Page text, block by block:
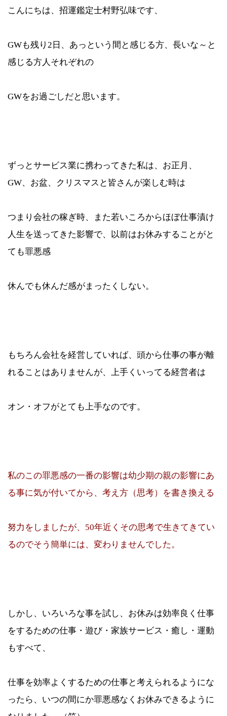
こんにちは、招運鑑定士村野弘味です、
GWも残り2日、あっという間と感じる方、長いな～と
感じる方人それぞれの
GWをお過ごしだと思います。
ずっとサービス業に携わってきた私は、お正月、
GW、お盆、クリスマスと皆さんが楽しむ時は
つまり会社の稼ぎ時、また若いころからほぼ仕事漬け
人生を送ってきた影響で、以前はお休みすることがと
ても罪悪感
休んでも休んだ感がまったくしない。
もちろん会社を経営していれば、頭から仕事の事が離
れることはありませんが、上手くいってる経営者は
オン・オフがとても上手なのです。
私のこの罪悪感の一番の影響は幼少期の親の影響にあ
る事に気が付いてから、考え方（思考）を書き換える
努力をしましたが、50年近くその思考で生きてきてい
るのでそう簡単には、変わりませんでした。
しかし、いろいろな事を試し、お休みは効率良く仕事
をするための仕事・遊び・家族サービス・癒し・運動
もすべて、
仕事を効率よくするための仕事と考えられるようにな
ったら、いつの間にか罪悪感なくお休みできるように